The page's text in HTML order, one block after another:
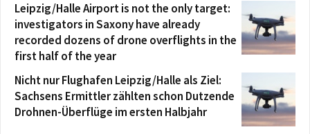
Leipzig/Halle Airport is not the only target:
investigators in Saxony have already
recorded dozens of drone overflights in the
first half of the year
Nicht nur Flughafen Leipzig/Halle als Ziel:
Sachsens Ermittler zählten schon Dutzende
Drohnen-Überflüge im ersten Halbjahr